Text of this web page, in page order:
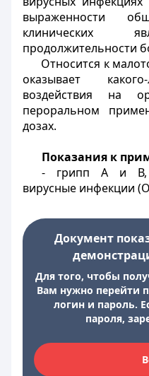
выраженности
клинических
продолжительности
Относится к
оказывает
воздействия на
пероральном
дозах.
Показания к
- грипп А и В,
вирусные инфекции
Документ
Для того, чтобы
Вам нужно перейти
логин и пароль.
пароля,